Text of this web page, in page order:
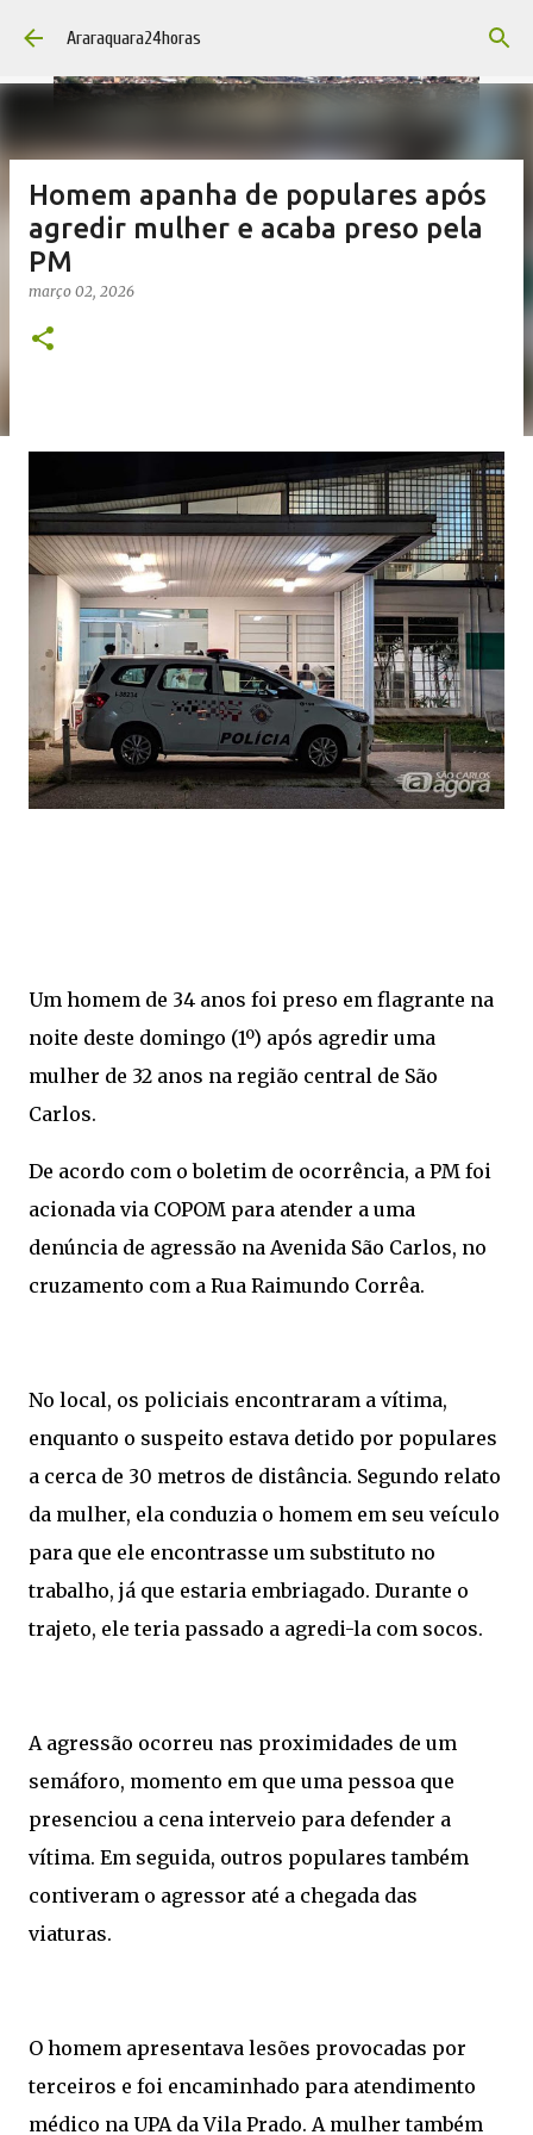
Pular para o conteúdo principal
Araraquara24horas
Homem apanha de populares após
agredir mulher e acaba preso pela
PM
março 02, 2026
Um homem de 34 anos foi preso em flagrante na
noite deste domingo (1º) após agredir uma
mulher de 32 anos na região central de São
Carlos.
De acordo com o boletim de ocorrência, a PM foi
acionada via COPOM para atender a uma
denúncia de agressão na Avenida São Carlos, no
cruzamento com a Rua Raimundo Corrêa.
No local, os policiais encontraram a vítima,
enquanto o suspeito estava detido por populares
a cerca de 30 metros de distância. Segundo relato
da mulher, ela conduzia o homem em seu veículo
para que ele encontrasse um substituto no
trabalho, já que estaria embriagado. Durante o
trajeto, ele teria passado a agredi-la com socos.
A agressão ocorreu nas proximidades de um
semáforo, momento em que uma pessoa que
presenciou a cena interveio para defender a
vítima. Em seguida, outros populares também
contiveram o agressor até a chegada das
viaturas.
O homem apresentava lesões provocadas por
terceiros e foi encaminhado para atendimento
médico na UPA da Vila Prado. A mulher também